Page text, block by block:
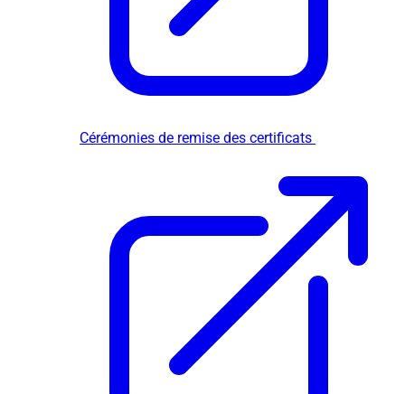
Cérémonies de remise des certificats